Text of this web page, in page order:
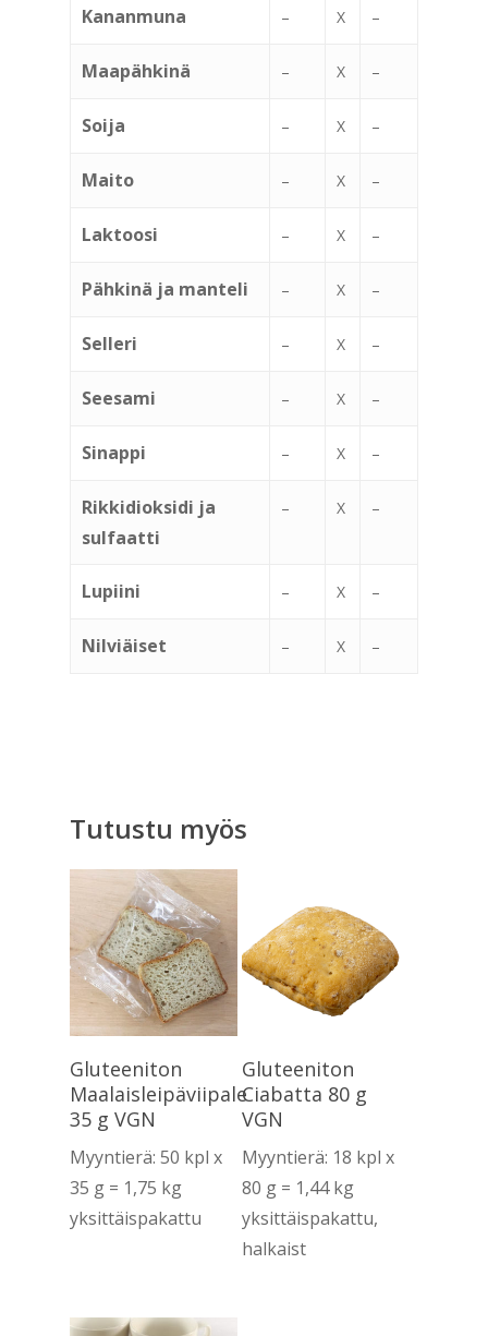
Kananmuna – X –
Maapähkinä – X –
Soija – X –
Maito – X –
Laktoosi – X –
Pähkinä ja manteli – X –
Selleri – X –
Seesami – X –
Sinappi – X –
Rikkidioksidi ja
sulfaatti
– X –
Lupiini – X –
Nilviäiset – X –
Tutustu myös
Lue Lisää
Gluteeniton
Maalaisleipäviipale
35 g VGN
Myyntierä: 50 kpl x
35 g = 1,75 kg
yksittäispakattu
Lue Lisää
Gluteeniton
Ciabatta 80 g
VGN
Myyntierä: 18 kpl x
80 g = 1,44 kg
yksittäispakattu,
halkaist